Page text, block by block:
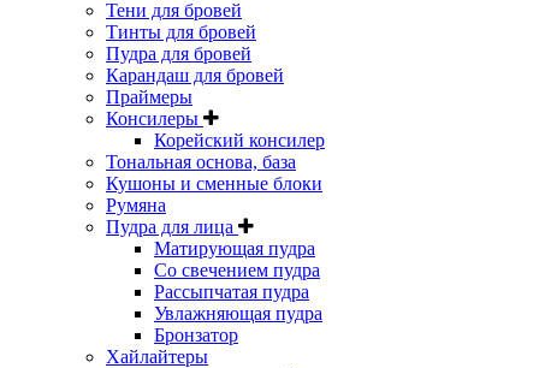
Тени для бровей
Тинты для бровей
Пудра для бровей
Карандаш для бровей
Праймеры
Консилеры
Корейский консилер
Тональная основа, база
Кушоны и сменные блоки
Румяна
Пудра для лица
Матирующая пудра
Со свечением пудра
Рассыпчатая пудра
Увлажняющая пудра
Бронзатор
Хайлайтеры